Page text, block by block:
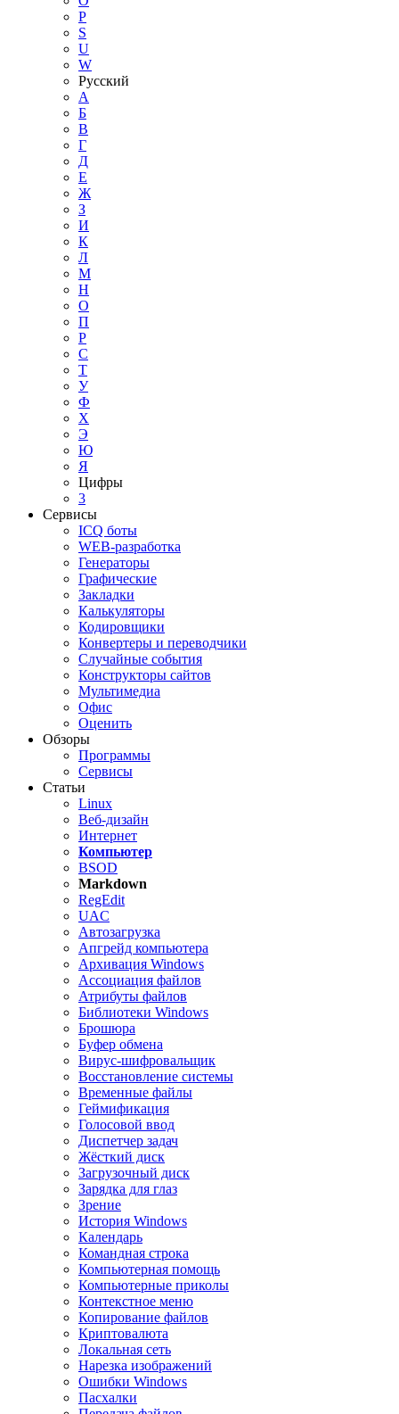
P
S
U
W
Русский
А
Б
В
Г
Д
Е
Ж
З
И
К
Л
М
Н
О
П
Р
С
Т
У
Ф
Х
Э
Ю
Я
Цифры
3
Сервисы
ICQ боты
WEB-разработка
Генераторы
Графические
Закладки
Калькуляторы
Кодировщики
Конвертеры и переводчики
Случайные события
Конструкторы сайтов
Мультимедиа
Офис
Оценить
Обзоры
Программы
Сервисы
Статьи
Linux
Веб-дизайн
Интернет
Компьютер
BSOD
Markdown
RegEdit
UAC
Автозагрузка
Апгрейд компьютера
Архивация Windows
Ассоциация файлов
Атрибуты файлов
Библиотеки Windows
Брошюра
Буфер обмена
Вирус-шифровальщик
Восстановление системы
Временные файлы
Геймификация
Голосовой ввод
Диспетчер задач
Жёсткий диск
Загрузочный диск
Зарядка для глаз
Зрение
История Windows
Календарь
Командная строка
Компьютерная помощь
Компьютерные приколы
Контекстное меню
Копирование файлов
Криптовалюта
Локальная сеть
Нарезка изображений
Ошибки Windows
Пасхалки